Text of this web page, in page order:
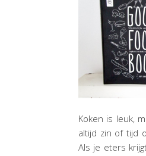
Koken is leuk,
altijd zin of tijd
Als je eters